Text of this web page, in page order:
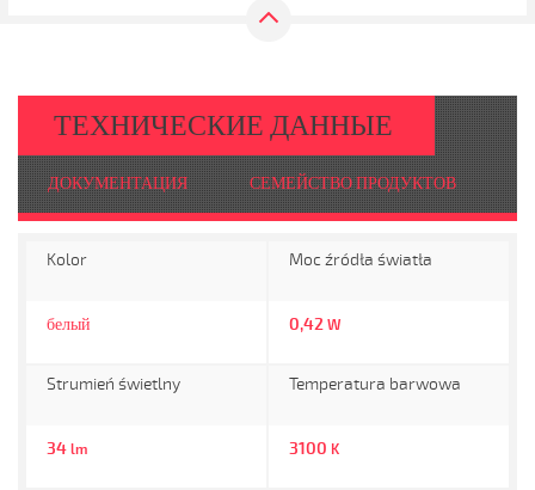
ТЕХНИЧЕСКИЕ ДАННЫЕ
ДОКУМЕНТАЦИЯ СЕМЕЙСТВО ПРОДУКТОВ
Kolor
белый
Moc źródła światła
0,42 W
Strumień świetlny
34 lm
Temperatura barwowa
3100 K